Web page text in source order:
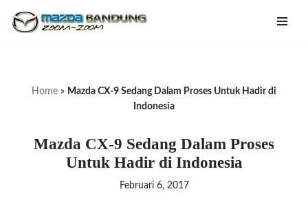
Home » Mazda CX-9 Sedang Dalam Proses Untuk Hadir di
Indonesia
Mazda CX-9 Sedang Dalam Proses
Untuk Hadir di Indonesia
Februari 6, 2017